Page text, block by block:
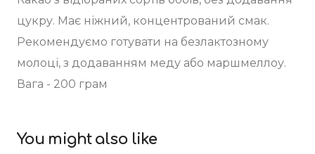
цукру. Має ніжний, концентрований смак.
Рекомендуємо готувати на безлактозному
молоці, з додаванням меду або маршмеллоу.
Вага - 200 грам
You might also like